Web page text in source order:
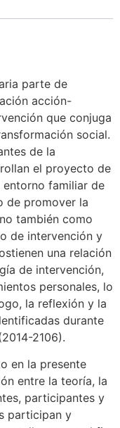
parte de
acción-
que conjuga
social.
de la
el proyecto de
entorno familiar de
de promover la
también como
de intervención y
una relación
de intervención,
personales, lo
la reflexión y la
durante
2106).
en la presente
entre la teoría, la
participantes y
participan y